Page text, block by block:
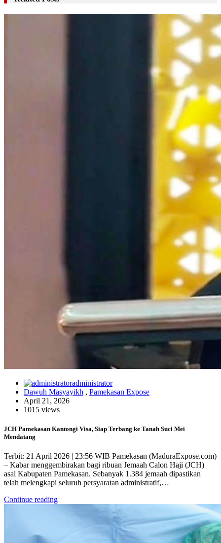
administrator
Dawuh Masyayikh , Pamekasan Expose
April 21, 2026
1015 views
JCH Pamekasan Kantongi Visa, Siap Terbang ke Tanah Suci Mei
Mendatang
Terbit: 21 April 2026 | 23:56 WIB Pamekasan (MaduraExpose.com)
– Kabar menggembirakan bagi ribuan Jemaah Calon Haji (JCH)
asal Kabupaten Pamekasan. Sebanyak 1.384 jemaah dipastikan
telah melengkapi seluruh persyaratan administratif,…
Continue reading